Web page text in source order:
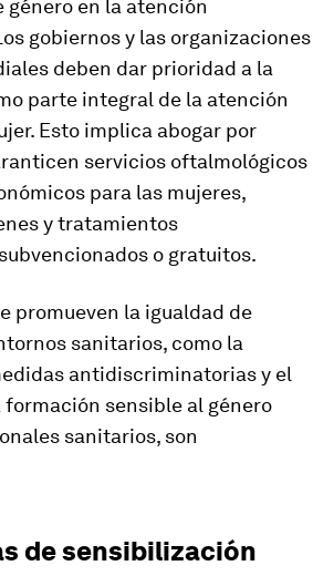
género en la atención
gobiernos y las organizaciones
deben dar prioridad a la
parte integral de la atención
Esto implica abogar por
servicios oftalmológicos
para las mujeres,
y tratamientos
o gratuitos.
promueven la igualdad de
sanitarios, como la
antidiscriminatorias y el
sensible al género
sanitarios, son
de sensibilización